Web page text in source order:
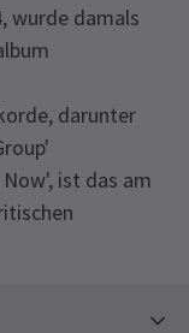
wurde damals
darunter
ist das am